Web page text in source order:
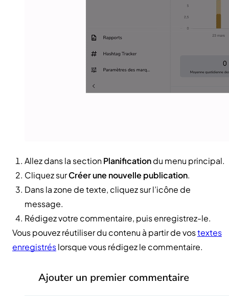
Allez dans la sectionPlanificationdu menu principal.
Cliquez surCréer une nouvelle publication.
Dans la zone de texte, cliquez sur l’icône de
message.
Rédigez votre commentaire, puis enregistrez-le.
Vous pouvez réutiliser du contenu à partir de vostextes
enregistréslorsque vous rédigez le commentaire.